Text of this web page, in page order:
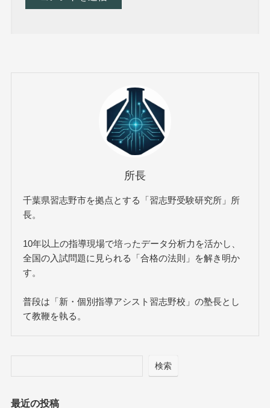
所長
千葉県習志野市を拠点とする「習志野受験研究所」所
長。
10年以上の指導現場で培ったデータ分析力を活かし、
全国の入試問題に見られる「合格の法則」を解き明か
す。
普段は「新・個別指導アシスト習志野校」の塾長とし
て教鞭を執る。
検索
最近の投稿